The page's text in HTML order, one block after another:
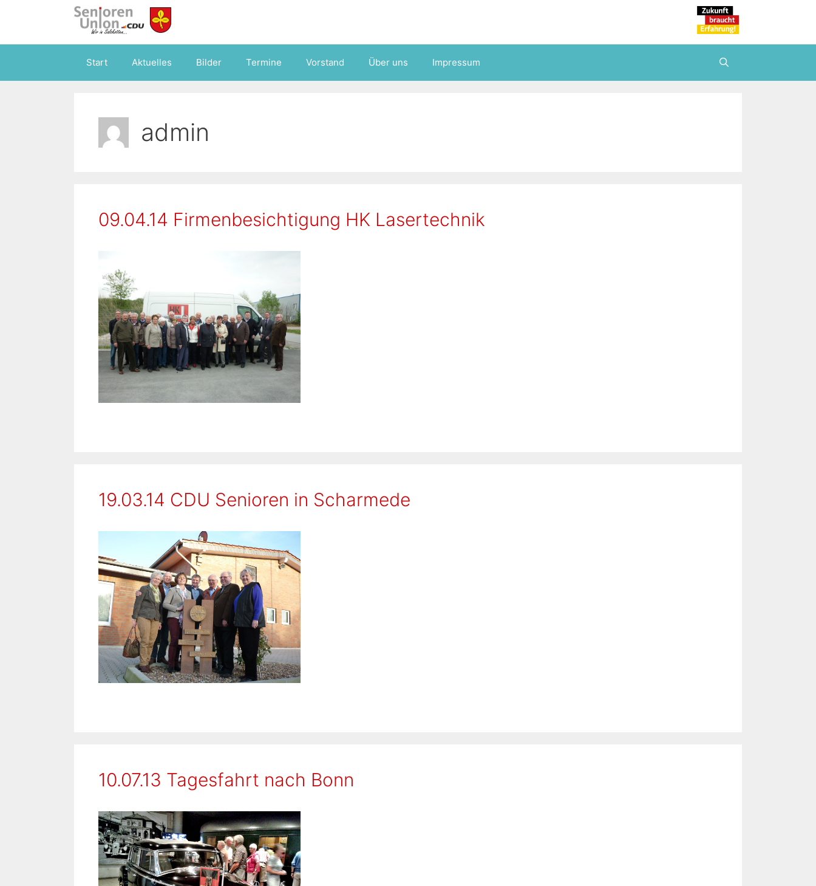
Start Aktuelles Bilder Termine Vorstand Über uns Impressum
admin
09.04.14 Firmenbesichtigung HK Lasertechnik
19.03.14 CDU Senioren in Scharmede
10.07.13 Tagesfahrt nach Bonn